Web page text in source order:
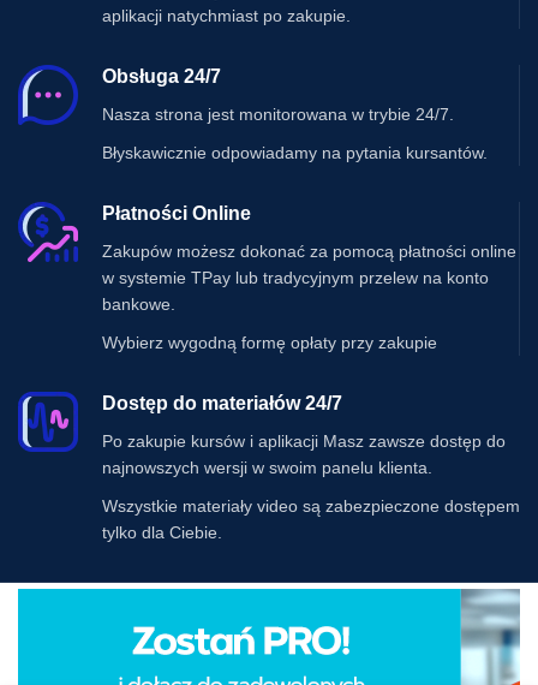
aplikacji natychmiast po zakupie.
Obsługa 24/7
Nasza strona jest monitorowana w trybie 24/7.
Błyskawicznie odpowiadamy na pytania kursantów.
Płatności Online
Zakupów możesz dokonać za pomocą płatności online
w systemie TPay lub tradycyjnym przelew na konto
bankowe.
Wybierz wygodną formę opłaty przy zakupie
Dostęp do materiałów 24/7
Po zakupie kursów i aplikacji Masz zawsze dostęp do
najnowszych wersji w swoim panelu klienta.
Wszystkie materiały video są zabezpieczone dostępem
tylko dla Ciebie.